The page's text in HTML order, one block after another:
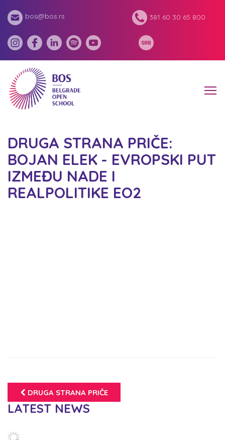
bos@bos.rs 381 60 30 65 800
DRUGA STRANA PRIČE:
BOJAN ELEK - EVROPSKI PUT
IZMEĐU NADE I
REALPOLITIKE EO2
DRUGA STRANA PRIČE
LATEST NEWS